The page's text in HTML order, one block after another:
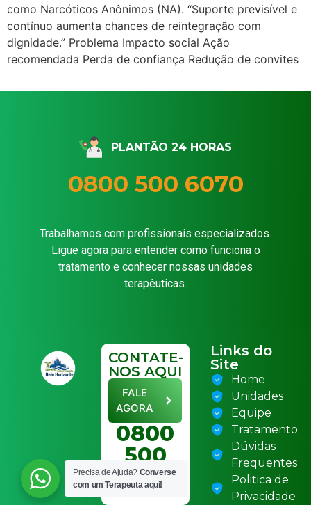
como Narcóticos Anônimos (NA). “Suporte previsível e
contínuo aumenta chances de reintegração com
dignidade.” Problema Impacto social Ação
recomendada Perda de confiança Redução de convites
PLANTÃO 24 HORAS
0800 500 6070
Trabalhamos com profissionais especializados.
Ligue agora para entender como funciona o
tratamento e conhecer nossas unidades
terapêuticas.
CONTATE-
NOS AQUI
FALE
AGORA
0800
500
6070
Links do
Site
Home
Unidades
Equipe
Tratamento
Dúvidas
Frequentes
Politica de
Privacidade
Precisa de Ajuda? Converse
com um Terapeuta aqui!